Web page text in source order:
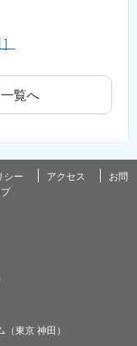
覧へ
シー アクセス
お問
東京 神田）